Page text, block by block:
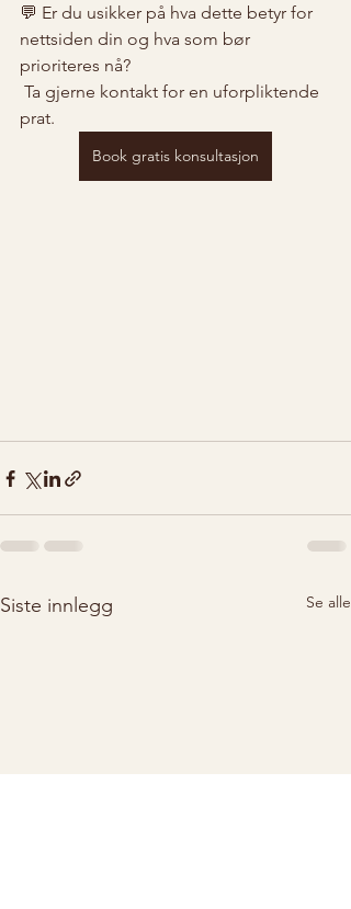
💬 Er du usikker på hva dette betyr for
nettsiden din og hva som bør
prioriteres nå?
prat.
Book gratis konsultasjon
Siste innlegg Se alle